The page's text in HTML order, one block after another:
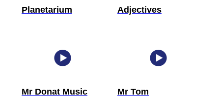
Planetarium Adjectives
Mr Donat Music
Mr Tom